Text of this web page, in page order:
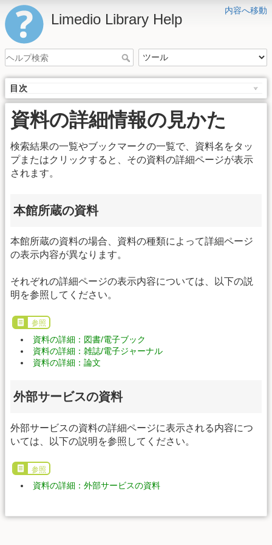
内容へ移動
Limedio Library Help
目次
資料の詳細情報の見かた
検索結果の一覧やブックマークの一覧で、資料名をタッ
プまたはクリックすると、その資料の詳細ページが表示
されます。
本館所蔵の資料
本館所蔵の資料の場合、資料の種類によって詳細ページ
の表示内容が異なります。
それぞれの詳細ページの表示内容については、以下の説
明を参照してください。
参照
資料の詳細：図書/電子ブック
資料の詳細：雑誌/電子ジャーナル
資料の詳細：論文
外部サービスの資料
外部サービスの資料の詳細ページに表示される内容につ
いては、以下の説明を参照してください。
参照
資料の詳細：外部サービスの資料